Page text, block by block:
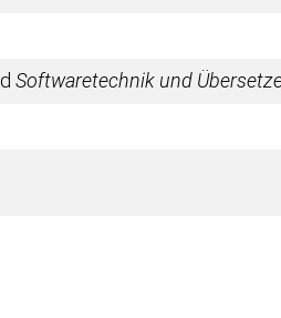
Softwaretechnik und